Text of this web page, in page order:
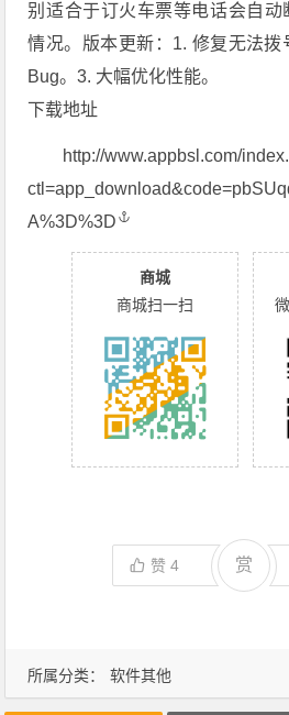
所属分类： 软件其他
别适合于订火车票等电话会自动
情况。版本更新：1. 修复无法
Bug。3. 大幅优化性能。
下载地址
http://www.appbsl.com/
A%3D%3D
商城
商城扫一扫
赞4 赏